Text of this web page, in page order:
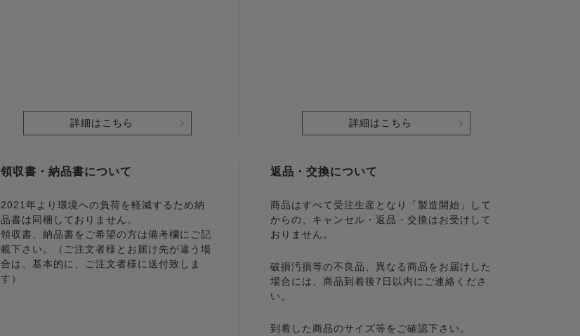
詳細はこちら 詳細はこちら
領収書・納品書について
2021年より環境への負荷を軽減するため納
品書は同梱しておりません。
領収書、納品書をご希望の方は備考欄にご記
載下さい。（ご注文者様とお届け先が違う場
合は、基本的に、ご注文者様に送付致しま
す）
返品・交換について
商品はすべて受注生産となり「製造開始」して
からの、キャンセル・返品・交換はお受けして
おりません。
破損汚損等の不良品、異なる商品をお届けした
場合には、商品到着後7日以内にご連絡くださ
い。
到着した商品のサイズ等をご確認下さい。